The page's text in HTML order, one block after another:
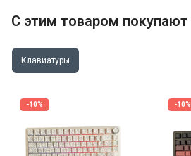
С этим товаром покупают
Клавиатуры
-10% -10%